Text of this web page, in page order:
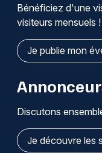
Bénéficiez d'une
visiteurs mensuels !
Je publie mon
Discutons
Je découvre les